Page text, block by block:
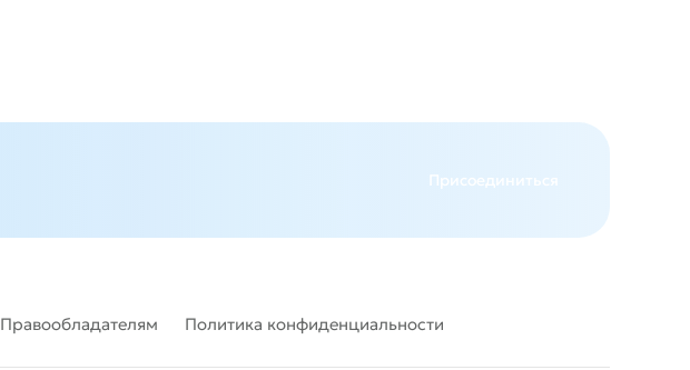
Присоединиться
Правообладателям Политика конфиденциальности